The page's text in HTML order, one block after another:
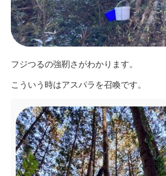
フジつるの強靭さがわかります。
こういう時はアスパラを召喚です。